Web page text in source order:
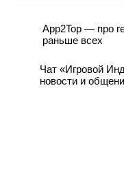
App2Top — про
раньше всех
Чат «Игровой
новости и